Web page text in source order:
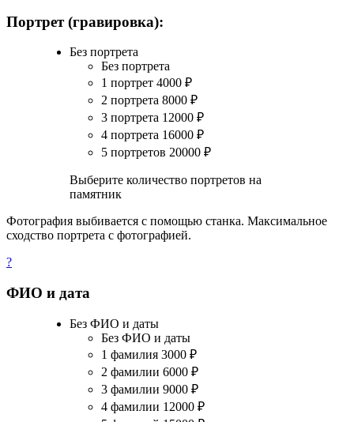
Портрет (гравировка):
Без портрета
Без портрета
1 портрет 4000 ₽
2 портрета 8000 ₽
3 портрета 12000 ₽
4 портрета 16000 ₽
5 портретов 20000 ₽
Выберите количество портретов на
памятник
Фотография выбивается с помощью станка. Максимальное
сходство портрета с фотографией.
?
ФИО и дата
Без ФИО и даты
Без ФИО и даты
1 фамилия 3000 ₽
2 фамилии 6000 ₽
3 фамилии 9000 ₽
4 фамилии 12000 ₽